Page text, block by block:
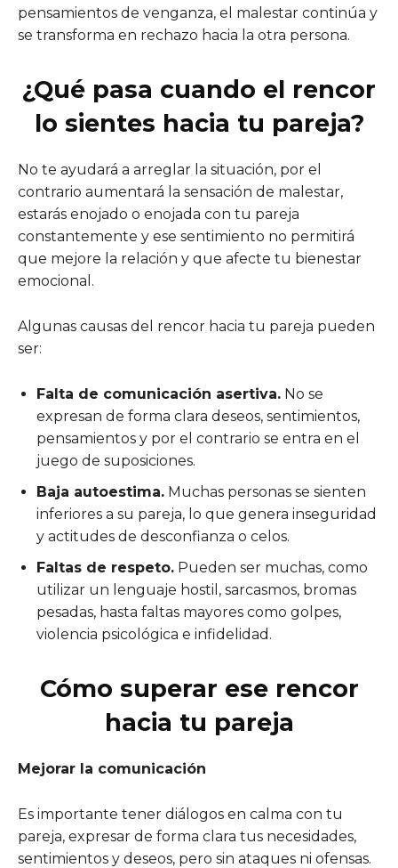
pensamientos de venganza, el malestar continúa y
se transforma en rechazo hacia la otra persona.
¿Qué pasa cuando el rencor
lo sientes hacia tu pareja?
No te ayudará a arreglar la situación, por el
contrario aumentará la sensación de malestar,
estarás enojado o enojada con tu pareja
constantemente y ese sentimiento no permitirá
que mejore la relación y que afecte tu bienestar
emocional.
Algunas causas del rencor hacia tu pareja pueden
ser:
Falta de comunicación asertiva. No se
expresan de forma clara deseos, sentimientos,
pensamientos y por el contrario se entra en el
juego de suposiciones.
Baja autoestima. Muchas personas se sienten
inferiores a su pareja, lo que genera inseguridad
y actitudes de desconfianza o celos.
Faltas de respeto. Pueden ser muchas, como
utilizar un lenguaje hostil, sarcasmos, bromas
pesadas, hasta faltas mayores como golpes,
violencia psicológica e infidelidad.
Cómo superar ese rencor
hacia tu pareja
Mejorar la comunicación
Es importante tener diálogos en calma con tu
pareja, expresar de forma clara tus necesidades,
sentimientos y deseos, pero sin ataques ni ofensas.